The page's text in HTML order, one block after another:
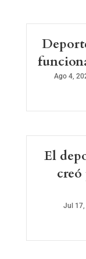
Ago 4,
El
Jul